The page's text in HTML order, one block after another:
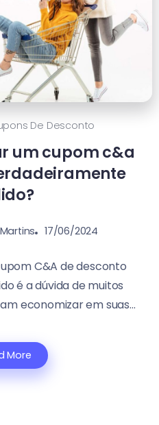
De Desconto
um cupom c&a
17/06/2024
C&A de desconto
é a dúvida de muitos
economizar em suas...
More